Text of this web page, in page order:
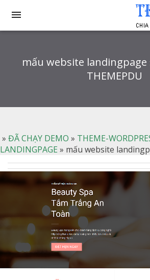

mấu website landingpage
THEMEPDU
» ĐÃ CHẠY DEMO » THEME-
LANDINGPAGE » mấu website